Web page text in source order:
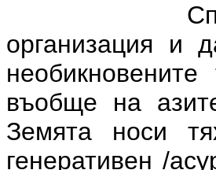
организация и
въобще на
Земята носи
генеративен /